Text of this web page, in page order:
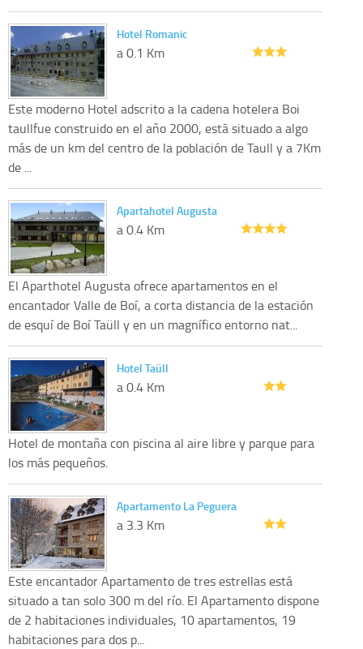
Hotel Romanic
a 0.1 Km
Este moderno Hotel adscrito a la cadena hotelera Boi
taullfue construido en el año 2000, está situado a algo
más de un km del centro de la población de Taull y a 7Km
de ...
Apartahotel Augusta
a 0.4 Km
El Aparthotel Augusta ofrece apartamentos en el
encantador Valle de Boí, a corta distancia de la estación
de esquí de Boí Taüll y en un magnífico entorno nat...
Hotel Taüll
a 0.4 Km
Hotel de montaña con piscina al aire libre y parque para
los más pequeños.
Apartamento La Peguera
a 3.3 Km
Este encantador Apartamento de tres estrellas está
situado a tan solo 300 m del río. El Apartamento dispone
de 2 habitaciones individuales, 10 apartamentos, 19
habitaciones para dos p...